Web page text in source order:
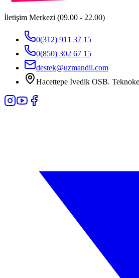
İletişim Merkezi (09.00 - 22.00)
0(312) 911 37 15
0(850) 302 67 15
destek@uzmandil.com
Hacettepe İvedik OSB.